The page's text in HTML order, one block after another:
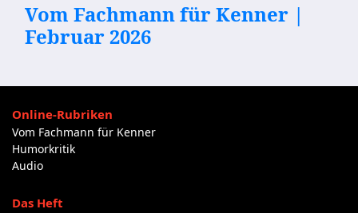
Vom Fachmann für Kenner |
Februar 2026
Online-Rubriken
Vom Fachmann für Kenner
Humorkritik
Audio
Das Heft